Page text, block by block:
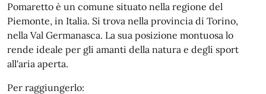
Pomaretto è un comune situato nella regione del
Piemonte, in Italia. Si trova nella provincia di Torino,
nella Val Germanasca. La sua posizione montuosa lo
rende ideale per gli amanti della natura e degli sport
all'aria aperta.
Per raggiungerlo: